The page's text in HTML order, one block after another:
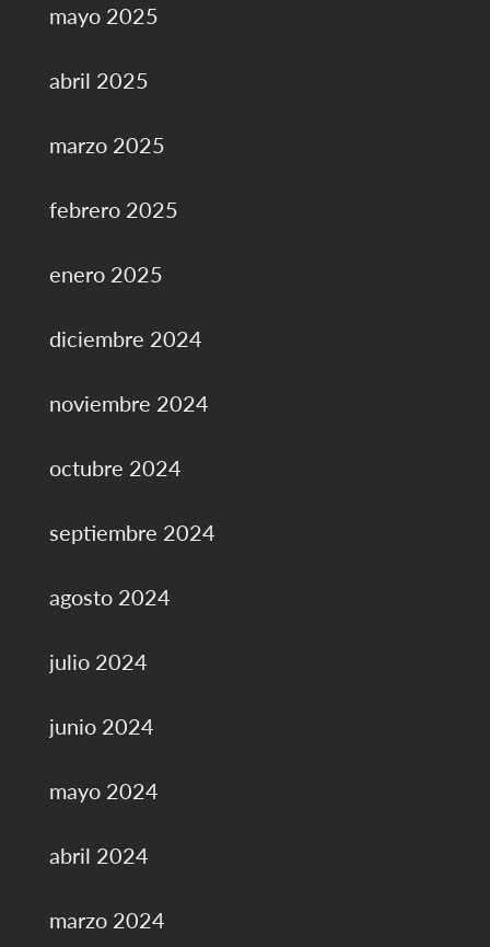
mayo 2025
abril 2025
marzo 2025
febrero 2025
enero 2025
diciembre 2024
noviembre 2024
octubre 2024
septiembre 2024
agosto 2024
julio 2024
junio 2024
mayo 2024
abril 2024
marzo 2024